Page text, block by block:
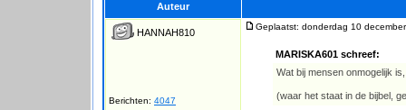
Auteur
HANNAH810
Berichten: 4047
Geplaatst: donderdag 10
MARISKA601 schreef:
Wat bij mensen onmogelijk
(waar het staat in de bijbel,